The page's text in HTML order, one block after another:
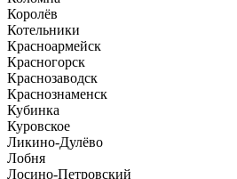
Королёв
Котельники
Красноармейск
Красногорск
Краснозаводск
Краснознаменск
Кубинка
Куровское
Ликино-Дулёво
Лобня
Лосино-Петровский